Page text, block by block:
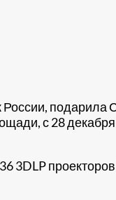
подарила
с 28
3DLP